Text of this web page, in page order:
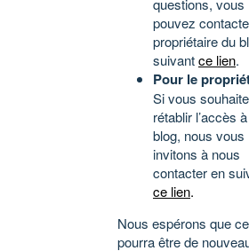
questions, vous
pouvez
propriétaire du
suivantce lien.
Pour le
Si vous
rétablir l’accès
blog, nous vous
invitons à nous
contacter en
ce lien.
Nous espérons que
pourra être de